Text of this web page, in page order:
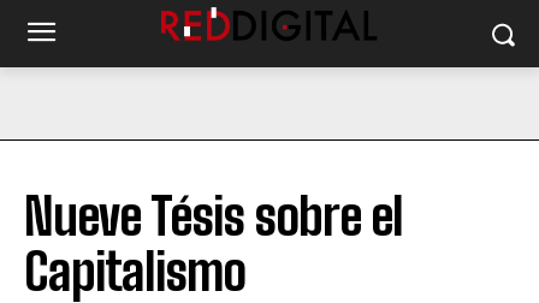
Nueve Tésis sobre el
Capitalismo